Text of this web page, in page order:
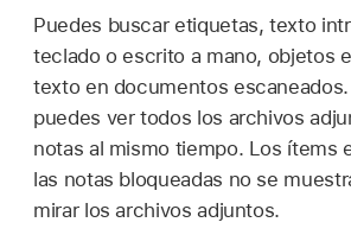
Puedes buscar etiquetas, texto
teclado o escrito a mano, objetos
texto en documentos escaneados.
puedes ver todos los archivos
notas al mismo tiempo. Los ítems
las notas bloqueadas no se
mirar los archivos adjuntos.